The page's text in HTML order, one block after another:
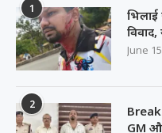
1
June
2
GM